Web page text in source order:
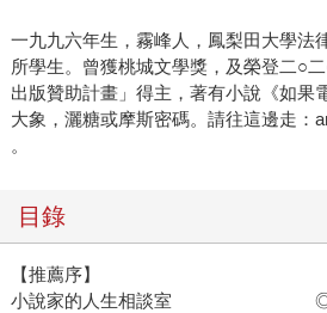
一九九六年生，霧峰人，鳳梨田大學法
所學生。曾獲桃城文學獎，及榮登二○
出版贊助計畫」得主，著有小說《如果
大象，灑糖或摩斯密碼。請往這邊走：
。
目錄
【推薦序】
小說家的人生相談室 ◎